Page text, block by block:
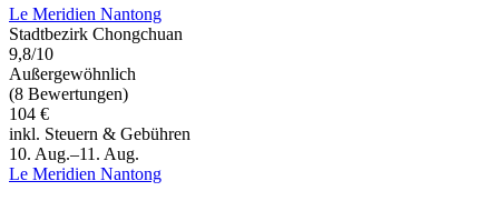
Le Meridien Nantong
Stadtbezirk Chongchuan
9,8/10
Außergewöhnlich
(8 Bewertungen)
104 €
inkl. Steuern & Gebühren
10. Aug.–11. Aug.
Le Meridien Nantong